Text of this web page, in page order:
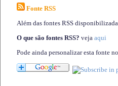
Fonte RSS
Além das fontes RSS
O que são fontes RSS? veja aqui
Pode ainda personalizar esta fonte